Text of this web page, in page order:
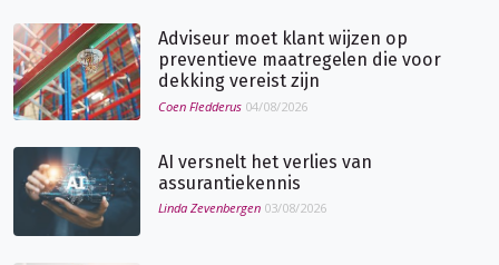
Adviseur moet klant wijzen op
preventieve maatregelen die voor
dekking vereist zijn
Coen Fledderus 04/08/2026
AI versnelt het verlies van
assurantiekennis
Linda Zevenbergen 03/08/2026